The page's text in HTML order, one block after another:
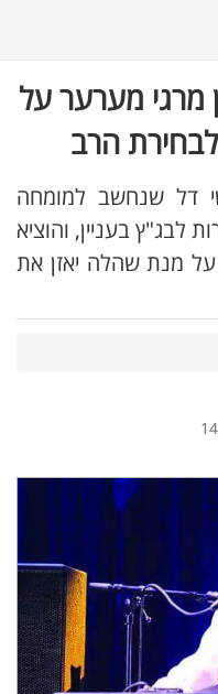
מערער על
הרב
דל שנחשב למומחה
לבג"ץ בעניין, והוציא
מנת שהלה יאזן את